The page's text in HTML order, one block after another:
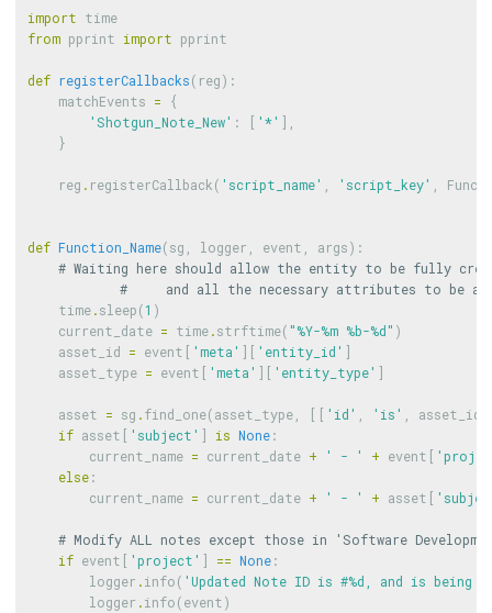
import time
from pprint import pprint
def registerCallbacks( reg):
matchEvents =
{
'Shotgun_Note_New' : [ '*' ],
}
reg . registerCallback( 'script_name' , 'script_key' ,
def Function_Name(sg , logger , event , args):
time.sleep(1 )
current_date = time.strftime("%Y-%m %b-%d" )
asset_id = event [ 'meta' ][ 'entity_id' ]
asset_type = event [ 'meta' ][ 'entity_type' ]
asset = sg .find_one(asset_type, [[ 'id' , 'is' , asset_id
if asset [ 'subject' ] is None:
current_name = current_date + ' - ' + event [
else:
current_name = current_date + ' - ' + asset [
if event [ 'project' ] == None:
logger .info( 'Updated Note ID is #%d, and is being
logger .info(event)